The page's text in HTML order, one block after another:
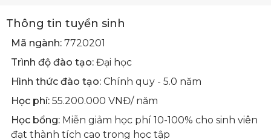
Thông tin tuyển sinh
Mã ngành: 7720201
Trình độ đào tạo: Đại học
Hình thức đào tạo: Chính quy - 5.0 năm
Học phí: 55.200.000 VNĐ/ năm
Học bổng: Miễn giảm học phí 10-100% cho sinh viên
đạt thành tích cao trong học tập